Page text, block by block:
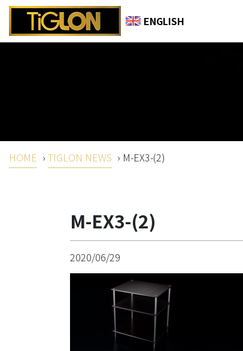
ENGLISH
HOME › TIGLON NEWS › M-EX3-(2)
M-EX3-(2)
2020/06/29